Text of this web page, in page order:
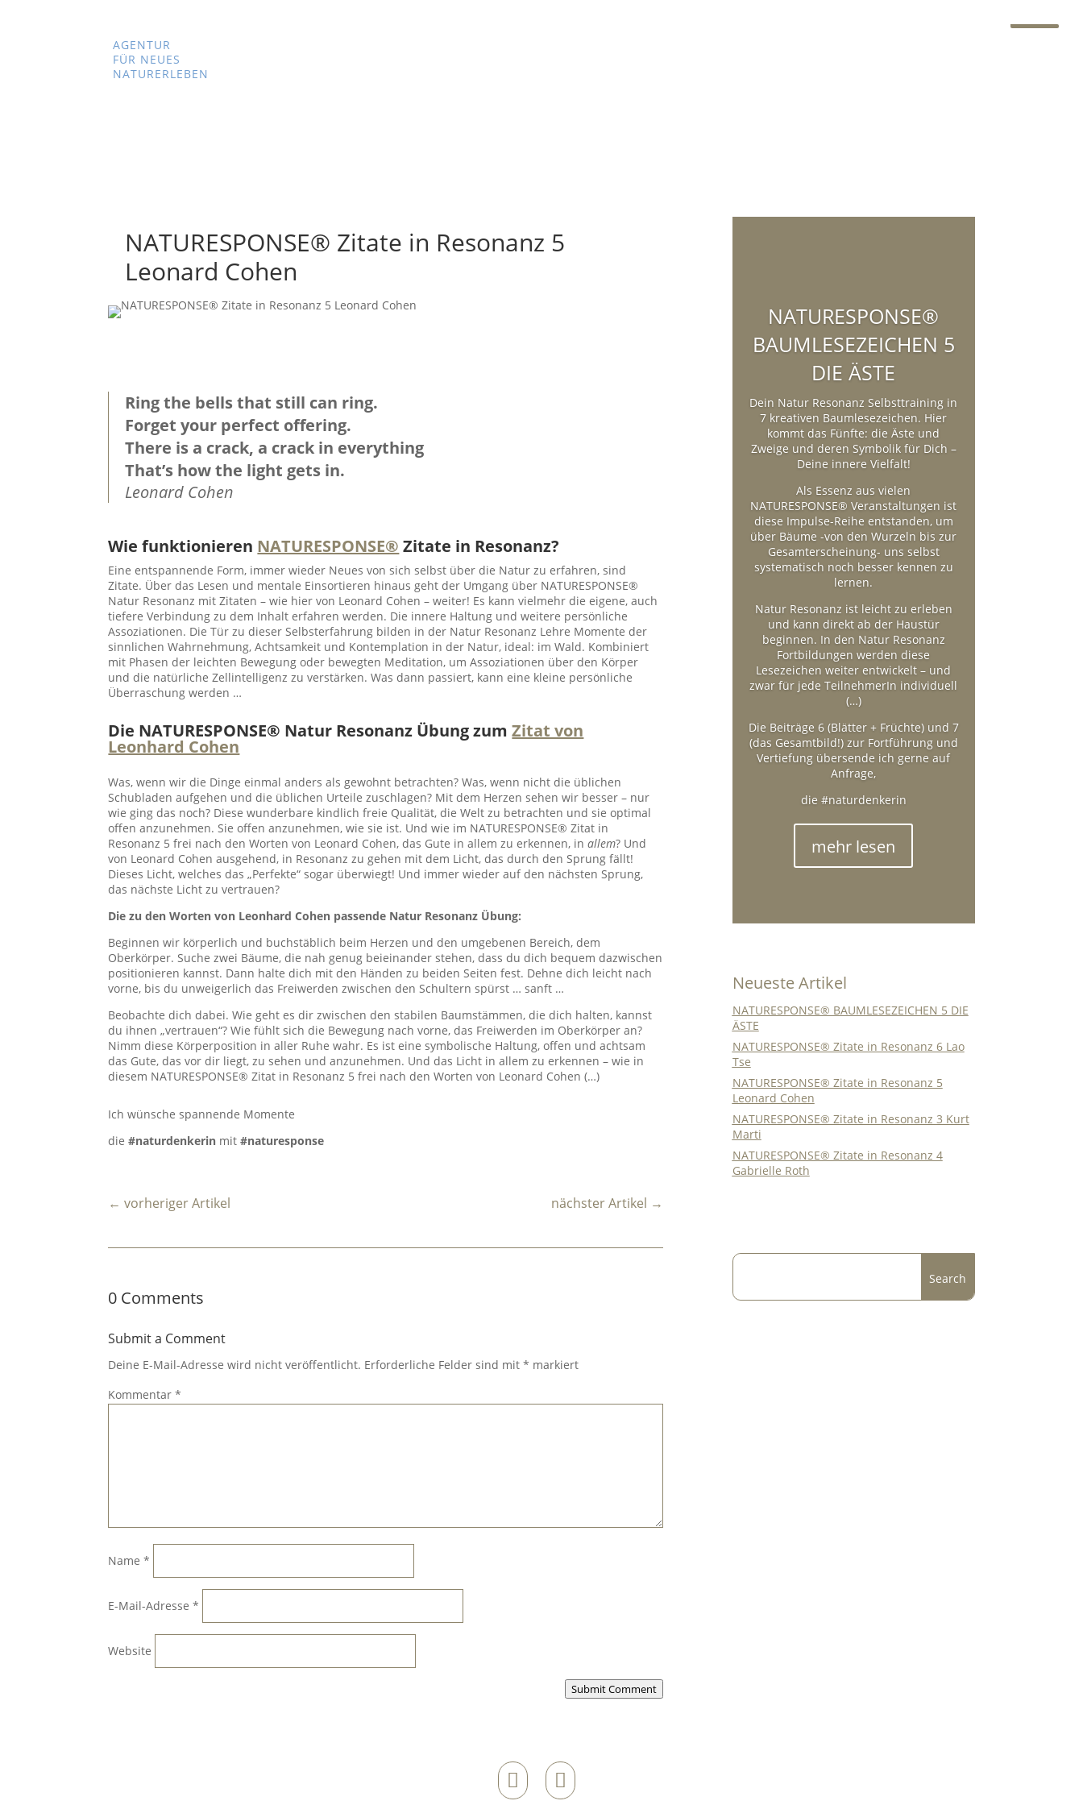
AGENTUR
FÜR NEUES
NATURERLEBEN
NATURESPONSE® Zitate in Resonanz 5
Leonard Cohen
Ring the bells that still can ring.
Forget your perfect offering.
There is a crack, a crack in everything
That’s how the light gets in.
Leonard Cohen
Wie funktionieren NATURESPONSE® Zitate in Resonanz?
Eine entspannende Form, immer wieder Neues von sich selbst über die Natur zu erfahren, sind
Zitate. Über das Lesen und mentale Einsortieren hinaus geht der Umgang über NATURESPONSE®
Natur Resonanz mit Zitaten – wie hier von Leonard Cohen – weiter! Es kann vielmehr die eigene, auch
tiefere Verbindung zu dem Inhalt erfahren werden. Die innere Haltung und weitere persönliche
Assoziationen. Die Tür zu dieser Selbsterfahrung bilden in der Natur Resonanz Lehre Momente der
sinnlichen Wahrnehmung, Achtsamkeit und Kontemplation in der Natur, ideal: im Wald. Kombiniert
mit Phasen der leichten Bewegung oder bewegten Meditation, um Assoziationen über den Körper
und die natürliche Zellintelligenz zu verstärken. Was dann passiert, kann eine kleine persönliche
Überraschung werden …
Die NATURESPONSE® Natur Resonanz Übung zumZitat von
Leonhard Cohen
Was, wenn wir die Dinge einmal anders als gewohnt betrachten? Was, wenn nicht die üblichen
Schubladen aufgehen und die üblichen Urteile zuschlagen? Mit dem Herzen sehen wir besser – nur
wie ging das noch? Diese wunderbare kindlich freie Qualität, die Welt zu betrachten und sie optimal
offen anzunehmen. Sie offen anzunehmen, wie sie ist. Und wie im NATURESPONSE® Zitat in
Resonanz 5 frei nach den Worten von Leonard Cohen, das Gute in allem zu erkennen, inallem? Und
von Leonard Cohen ausgehend, in Resonanz zu gehen mit dem Licht, das durch den Sprung fällt!
Dieses Licht, welches das „Perfekte“ sogar überwiegt! Und immer wieder auf den nächsten Sprung,
das nächste Licht zu vertrauen?
Die zu den Worten von Leonhard Cohen passende Natur Resonanz Übung:
Beginnen wir körperlich und buchstäblich beim Herzen und den umgebenen Bereich, dem
Oberkörper. Suche zwei Bäume, die nah genug beieinander stehen, dass du dich bequem dazwischen
positionieren kannst. Dann halte dich mit den Händen zu beiden Seiten fest. Dehne dich leicht nach
vorne, bis du unweigerlich das Freiwerden zwischen den Schultern spürst … sanft …
Beobachte dich dabei. Wie geht es dir zwischen den stabilen Baumstämmen, die dich halten, kannst
du ihnen „vertrauen“? Wie fühlt sich die Bewegung nach vorne, das Freiwerden im Oberkörper an?
Nimm diese Körperposition in aller Ruhe wahr. Es ist eine symbolische Haltung, offen und achtsam
das Gute, das vor dir liegt, zu sehen und anzunehmen. Und das Licht in allem zu erkennen – wie in
diesem NATURESPONSE® Zitat in Resonanz 5 frei nach den Worten von Leonard Cohen (…)
Ich wünsche spannende Momente
die#naturdenkerin mit #naturesponse
←vorheriger Artikel nächster Artikel →
0 Comments
Submit a Comment
Deine E-Mail-Adresse wird nicht veröffentlicht. Erforderliche Felder sind mit* markiert
Kommentar*
Name*
E-Mail-Adresse*
Website
Submit Comment
NATURESPONSE®
BAUMLESEZEICHEN 5
DIE ÄSTE
Dein Natur Resonanz Selbsttraining in
7 kreativen Baumlesezeichen. Hier
kommt das Fünfte: die Äste und
Zweige und deren Symbolik für Dich –
Deine innere Vielfalt!
Als Essenz aus vielen
NATURESPONSE® Veranstaltungen ist
diese Impulse-Reihe entstanden, um
über Bäume -von den Wurzeln bis zur
Gesamterscheinung- uns selbst
systematisch noch besser kennen zu
lernen.
Natur Resonanz ist leicht zu erleben
und kann direkt ab der Haustür
beginnen. In den Natur Resonanz
Fortbildungen werden diese
Lesezeichen weiter entwickelt – und
zwar für jede TeilnehmerIn individuell
(…)
Die Beiträge 6 (Blätter + Früchte) und 7
(das Gesamtbild!) zur Fortführung und
Vertiefung übersende ich gerne auf
Anfrage,
die #naturdenkerin
mehr lesen
Neueste Artikel
NATURESPONSE® BAUMLESEZEICHEN 5 DIE
ÄSTE
NATURESPONSE® Zitate in Resonanz 6 Lao
Tse
NATURESPONSE® Zitate in Resonanz 5
Leonard Cohen
NATURESPONSE® Zitate in Resonanz 3 Kurt
Marti
NATURESPONSE® Zitate in Resonanz 4
Gabrielle Roth
 